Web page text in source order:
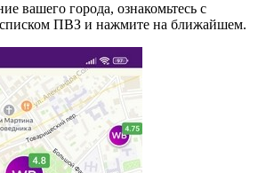
вашего города, ознакомьтесь с
ПВЗ и нажмите на ближайшем.